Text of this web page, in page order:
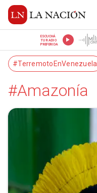
ESCUCHÁ
TU RADIO
PREFERIDA
#TerremotoEnVenezuela
#Amazonía